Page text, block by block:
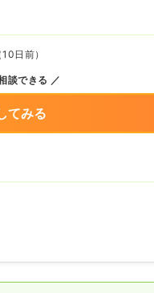
日前）
談できる
てみる